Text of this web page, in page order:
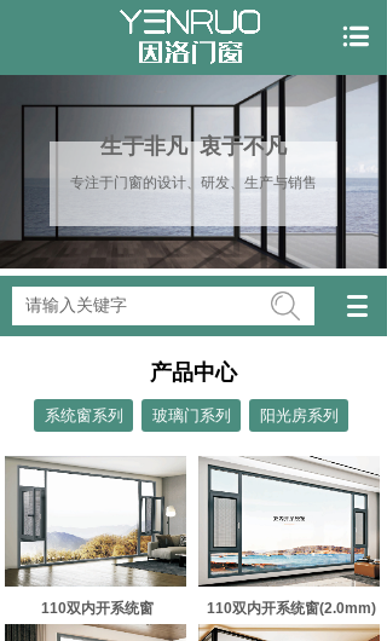
生于非凡 衷于不凡
专注于门窗的设计、研发、生产与销售
搜索
110双内开系统窗 110双内开系统窗(2.0mm)
系统窗系列 玻璃门系列 阳光房系列
产品中心